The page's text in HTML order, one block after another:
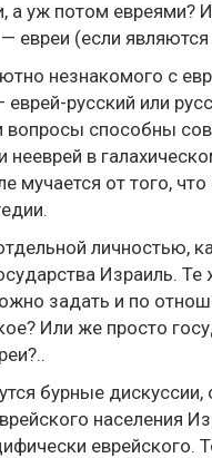
а уж потом евреями?
евреи (если
незнакомого с
русский или
способны
нееврей в
мучается от того,
личностью,
Израиль.
задать и по
Или же просто
бурные
населения
еврейского.